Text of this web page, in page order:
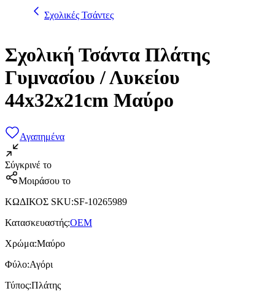
Σχολικές Τσάντες
Σχολική Τσάντα Πλάτης
Γυμνασίου / Λυκείου
44x32x21cm Μαύρο
Αγαπημένα
Σύγκρινέ το
Μοιράσου το
ΚΩΔΙΚΟΣ SKU:SF-10265989
Κατασκευαστής:OEM
Χρώμα:Μαύρο
Φύλο:Αγόρι
Τύπος:Πλάτης